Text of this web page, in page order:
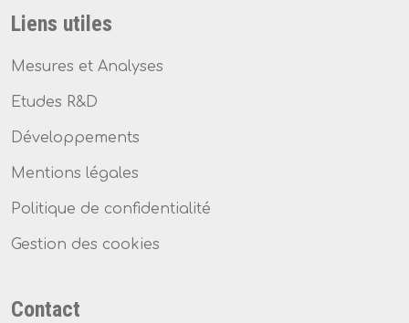
Liens utiles
Mesures et Analyses
Etudes R&D
Développements
Mentions légales
Politique de confidentialité
Gestion des cookies
Contact